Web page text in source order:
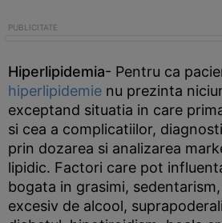
Hiperlipidemia- Pentru ca
hiperlipidemie nu prezinta
exceptand situatia in care
si cea a complicatiilor,
prin dozarea si analizarea
lipidic. Factori care pot
bogata in grasimi,
excesiv de alcool,